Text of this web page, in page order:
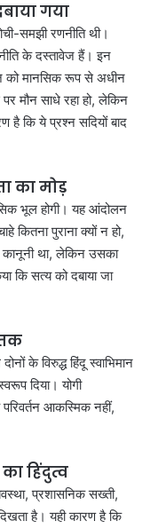
गया
समझी रणनीति थी।
के दस्तावेज हैं। इन
को मानसिक रूप से अधीन
मौन साधे रहा हो, लेकिन
है कि ये प्रश्न सदियों बाद
का मोड़
भूल होगी। यह आंदोलन
कितना पुराना क्यों न हो,
कानूनी था, लेकिन उसका
कि सत्य को दबाया जा
के विरुद्ध हिंदू स्वाभिमान
दिया। योगी
परिवर्तन आकस्मिक नहीं,
हिंदुत्व
प्रशासनिक सख्ती,
है। यही कारण है कि